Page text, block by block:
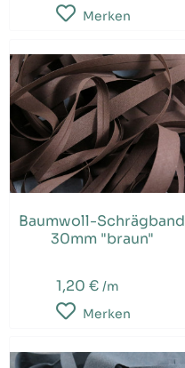
Merken
Baumwoll-Schrägband
30mm "braun"
1,20 € /m
Merken